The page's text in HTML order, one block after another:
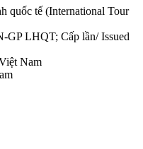
quốc tế (International Tour
LHQT; Cấp lần/ Issued
Nam